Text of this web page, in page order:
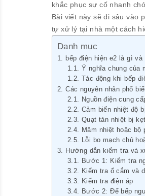
khắc phục sự cố nhanh
Bài viết này sẽ đi sâu vào
tự xử lý tại nhà một cách
Danh mục
bếp điện hiện e2 là gì
Ý nghĩa chung của
Tác động khi bếp
Các nguyên nhân phổ
Nguồn điện cung
Cảm biến nhiệt độ
Quạt tản nhiệt bị
Mâm nhiệt hoặc bộ
Lỗi bo mạch chủ
Hướng dẫn kiểm tra và
Bước 1: Kiểm tra
Kiểm tra ổ cắm và
Kiểm tra điện áp
Bước 2: Để bếp